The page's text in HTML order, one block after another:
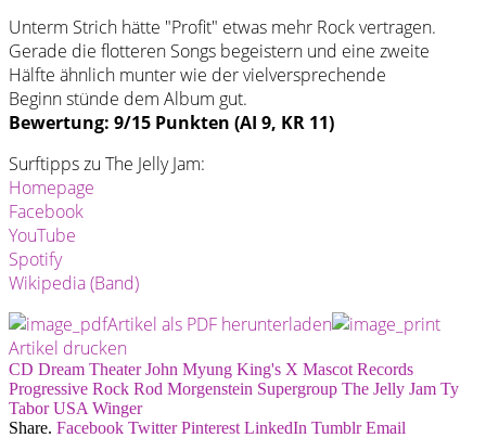
Unterm Strich hätte "Profit" etwas mehr Rock vertragen.
Gerade die flotteren Songs begeistern und eine zweite
Hälfte ähnlich munter wie der vielversprechende
Beginn stünde dem Album gut.
Bewertung: 9/15 Punkten (AI 9, KR 11)
Surftipps zu The Jelly Jam:
Homepage
Facebook
YouTube
Spotify
Wikipedia (Band)
Artikel als PDF herunterladen
Artikel drucken
CD Dream Theater John Myung King's X Mascot Records
Progressive Rock Rod Morgenstein Supergroup The Jelly Jam Ty
Tabor USA Winger
Share. Facebook Twitter Pinterest LinkedIn Tumblr Email